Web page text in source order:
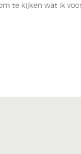
te kijken wat ik